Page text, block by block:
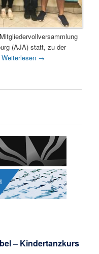
(AJA) statt, zu der
Weiterlesen →
– Kindertanzkurs